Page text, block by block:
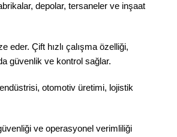
depolar, tersaneler ve inşaat
eder. Çift hızlı çalışma özelliği,
güvenlik ve kontrol sağlar.
otomotiv üretimi, lojistik
ve operasyonel verimliliği